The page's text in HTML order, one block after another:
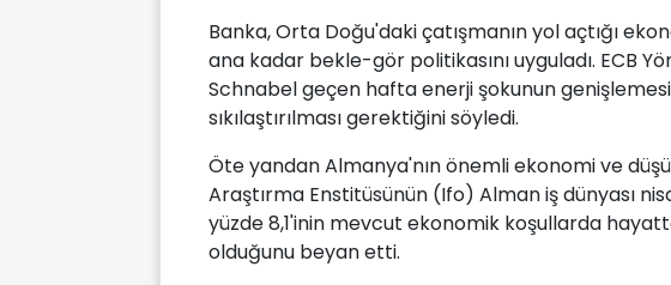
Banka, Orta Doğu'daki çatışmanın yol açtığı
ana kadar bekle-gör politikasını uyguladı. ECB
Schnabel geçen hafta enerji şokunun
sıkılaştırılması gerektiğini söyledi.
Öte yandan Almanya'nın önemli ekonomi ve
Araştırma Enstitüsünün (Ifo) Alman iş dünyası
yüzde 8,1'inin mevcut ekonomik koşullarda
olduğunu beyan etti.